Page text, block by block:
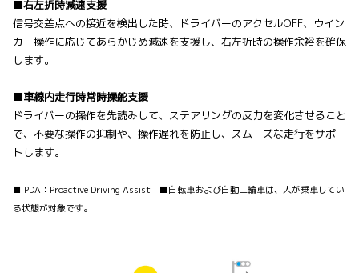
■右左折時減速支援
信号交差点への接近を検出した時、ドライバーのアクセルOFF、ウイン
カー操作に応じてあらかじめ減速を支援し、右左折時の操作余裕を確保
します。
■車線内走行時常時操舵支援
ドライバーの操作を先読みして、ステアリングの反力を変化させること
で、不要な操作の抑制や、操作遅れを防止し、スムーズな走行をサポー
トします。
■ PDA：Proactive Driving Assist ■自転車および自動二輪車は、人が乗車してい
る状態が対象です。